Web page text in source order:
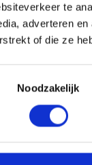
te
adverteren
of die ze
Noodzakelijk
een